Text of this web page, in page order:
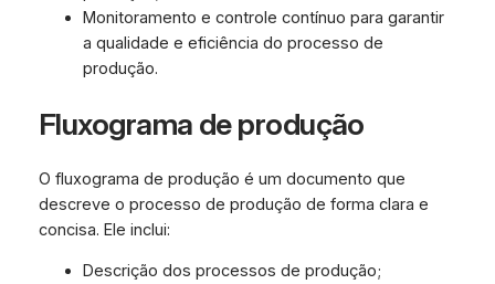
Monitoramento e controle contínuo para garantir
a qualidade e eficiência do processo de
produção.
Fluxograma de produção
O fluxograma de produção é um documento que
descreve o processo de produção de forma clara e
concisa. Ele inclui:
Descrição dos processos de produção;